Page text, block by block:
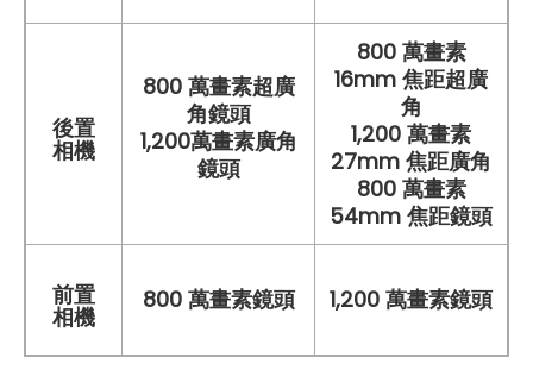
後置
相機
800 萬畫素超廣
角鏡頭
1,200萬畫素廣角
鏡頭
800 萬畫素
16mm 焦距超廣
角
1,200 萬畫素
27mm 焦距廣角
800 萬畫素
54mm 焦距鏡頭
前置
相機
800 萬畫素鏡頭 1,200 萬畫素鏡頭